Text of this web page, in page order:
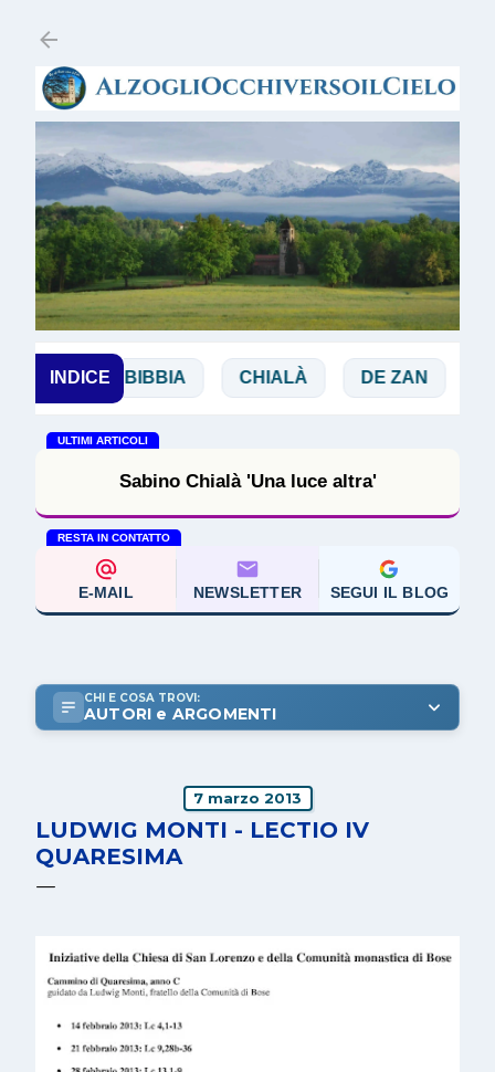
INDICEBIBBIA CHIALÀ DE ZAN
ULTIMI ARTICOLI
Sabino Chialà 'Una luce altra'
RESTA IN CONTATTO
E-MAIL NEWSLETTER SEGUI IL BLOG
CHI E COSA TROVI:
AUTORI e ARGOMENTI
7 marzo 2013
LUDWIG MONTI - LECTIO IV
QUARESIMA